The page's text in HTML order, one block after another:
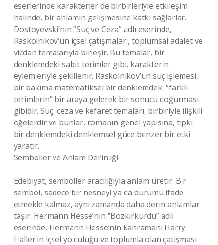
eserlerinde karakterler de birbirleriyle etkileşim
halinde, bir anlamın gelişmesine katkı sağlarlar.
Dostoyevski’nin “Suç ve Ceza” adlı eserinde,
Raskolnikov’un içsel çatışmaları, toplumsal adalet ve
vicdan temalarıyla birleşir. Bu temalar, bir
denklemdeki sabit terimler gibi, karakterin
eylemleriyle şekillenir. Raskolnikov’un suç işlemesi,
bir bakıma matematiksel bir denklemdeki “farklı
terimlerin” bir araya gelerek bir sonucu doğurması
gibidir. Suç, ceza ve kefaret temaları, birbiriyle ilişkili
öğelerdir ve bunlar, romanın genel yapısına, tıpkı
bir denklemdeki denklemsel güce benzer bir etki
yaratır.
Semboller ve Anlam Derinliği
Edebiyat, semboller aracılığıyla anlam üretir. Bir
sembol, sadece bir nesneyi ya da durumu ifade
etmekle kalmaz, aynı zamanda daha derin anlamlar
taşır. Hermann Hesse’nin “Bozkırkurdu” adlı
eserinde, Hermann Hesse’nin kahramanı Harry
Haller’in içsel yolculuğu ve toplumla olan çatışması